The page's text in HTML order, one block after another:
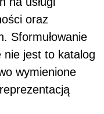
oraz
Sformułowanie
nie jest to katalog
wymienione